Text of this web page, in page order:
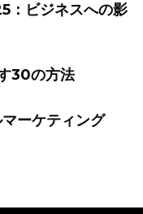
：ビジネスへの影
30の方法
ーケティング